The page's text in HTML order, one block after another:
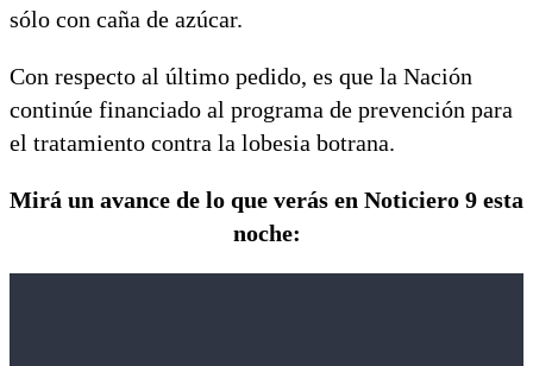
sólo con caña de azúcar.
Con respecto al último pedido, es que la Nación
continúe financiado al programa de prevención para
el tratamiento contra la lobesia botrana.
Mirá un avance de lo que verás en Noticiero 9 esta
noche: